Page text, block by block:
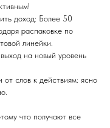
доход: Более 50
распаковке по
линейки.
на новый уровень
от слов к действиям: ясно
что получают все